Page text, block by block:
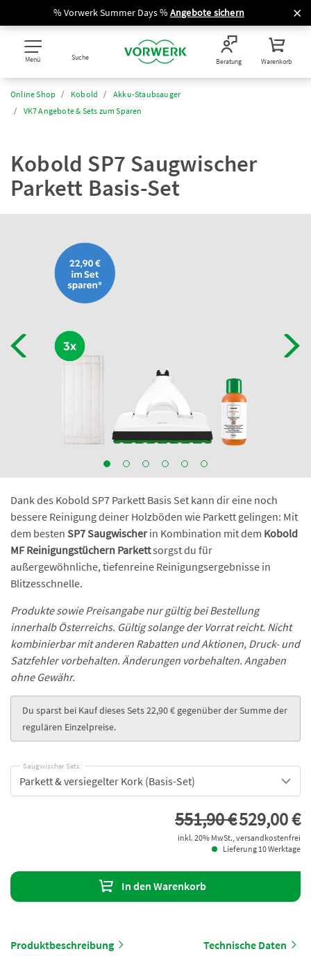
% Vorwerk Summer Days % Angebote sichern
Menü Suche Beratung Warenkorb
Online Shop Kobold
Akku-Staubsauger
VK7 Angebote & Sets zum Sparen
Kobold SP7 Saugwischer
Parkett Basis-Set
Dank des Kobold SP7 Parkett Basis Set kann dir eine noch
bessere Reinigung deiner Holzböden wie Parkett gelingen: Mit
dem besten SP7 Saugwischer in Kombination mit dem Kobold
MF Reinigungstüchern Parkettsorgst du für
außergewöhnliche, tiefenreine Reinigungsergebnisse in
Blitzesschnelle.
Produkte sowie Preisangabe nur gültig bei Bestellung
innerhalb Österreichs. Gültig solange der Vorrat reicht. Nicht
kombinierbar mit anderen Rabatten und Aktionen, Druck- und
Satzfehler vorbehalten. Änderungen vorbehalten. Angaben
ohne Gewähr.
Du sparst bei Kauf dieses Sets 22,90 € gegenüber der Summe der
regulären Einzelpreise.
Saugwischer Sets:
Parkett & versiegelter Kork (Basis-Set)
551,90 €529,00 €
inkl. 20% MwSt., versandkostenfrei
Lieferung 10 Werktage
In den Warenkorb
Produktbeschreibung
Technische Daten